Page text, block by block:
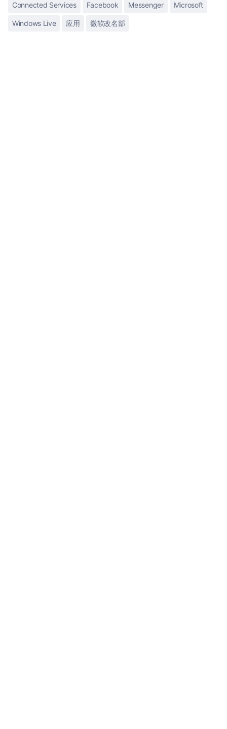
Connected Services Facebook Messenger Microsoft
Windows Live 应用 微软改名部